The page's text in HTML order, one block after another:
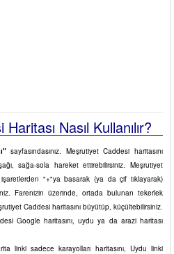
Nasıl Kullanılır?
sayfasındasınız. Meşrutiyet Caddesi haritasını
sağa-sola hareket ettirebilirsiniz. Meşrutiyet
"+"ya basarak (ya da çif tıklayarak)
Farenizin üzerinde, ortada bulunan tekerlek
Caddesi haritasını büyütüp, küçültebilirsiniz.
Google haritasını, uydu ya da arazi haritası
linki sadece karayolları haritasını, Uydu linki